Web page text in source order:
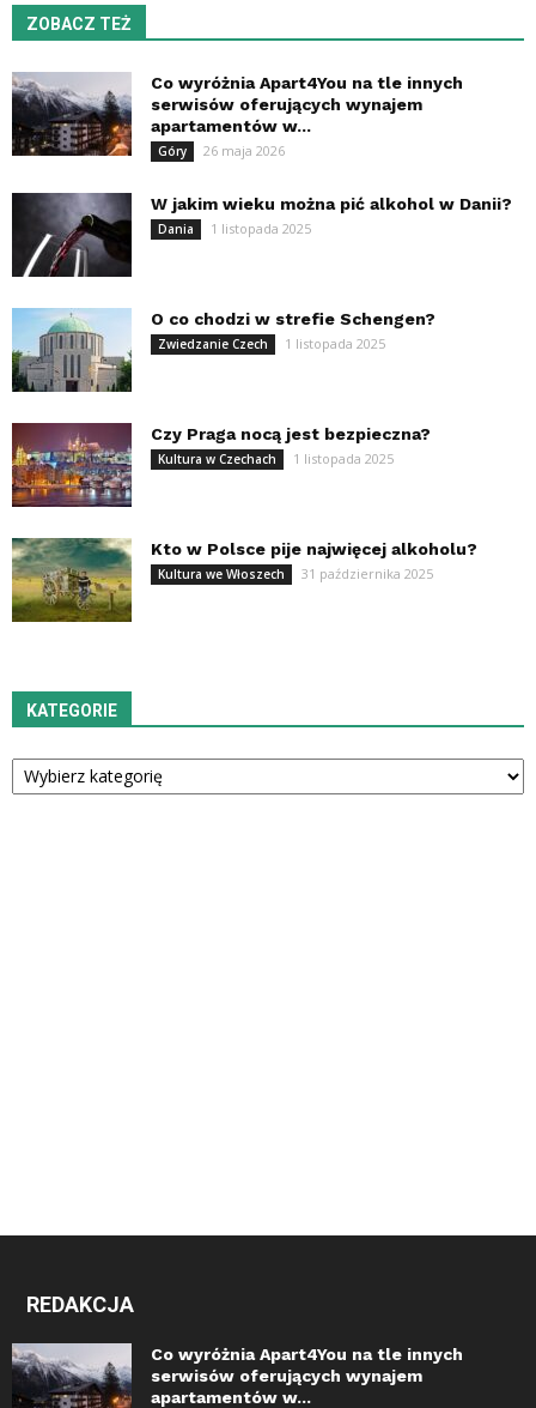
ZOBACZ TEŻ
Co wyróżnia Apart4You na tle innych
serwisów oferujących wynajem
apartamentów w...
Góry 26 maja 2026
W jakim wieku można pić alkohol w Danii?
Dania 1 listopada 2025
O co chodzi w strefie Schengen?
Zwiedzanie Czech 1 listopada 2025
Czy Praga nocą jest bezpieczna?
Kultura w Czechach 1 listopada 2025
Kto w Polsce pije najwięcej alkoholu?
Kultura we Włoszech 31 października 2025
KATEGORIE
Kategorie
REDAKCJA
Co wyróżnia Apart4You na tle innych
serwisów oferujących wynajem
apartamentów w...